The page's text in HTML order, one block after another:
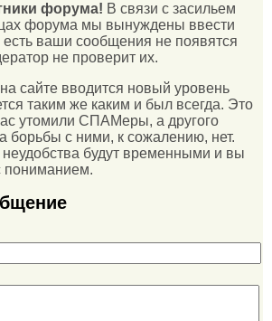
форума! В связи с засильем
форума мы вынуждены ввести
ваши сообщения не появятся
не проверит их.
сайте вводится новый уровень
таким же каким и был всегда. Это
утомили СПАМеры, а другого
борьбы с ними, к сожалению, нет.
будут временными и вы
пониманием.